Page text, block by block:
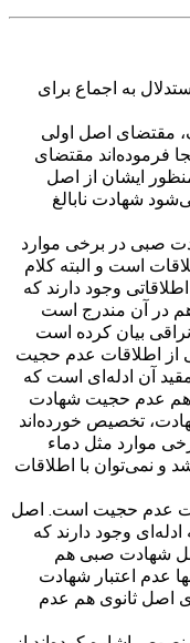
به اجماع برای
مقتضای اصل اولی
فرموده‌اند مقتضای
ایشان از اصل
شهادت نابالغ
صبی در برخی موارد
است و البته کلام
وجود دارند که
در آن مندرج است
بیان کرده است
از اطلاقات عدم حجیت
آن ادله‌ای است که
هم عدم حجیت شهادت
تخصیص خورده‌اند
موارد مثل دماء
و نمی‌توان با اطلاقات
عدم حجیت است. اصل
وجود دارند که
شهادت صبی هم
عدم اعتبار شهادت
اصل ثانوی هم عدم